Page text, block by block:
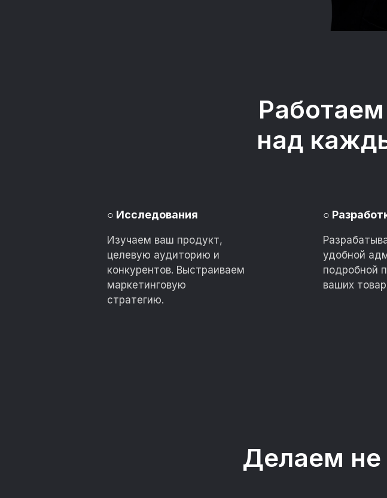
над
Изучаем ваш продукт,
целевую аудиторию и
конкурентов. Выстраиваем
маркетинговую
стратегию.
○ Исследования
удобной
подробной
ваших
○
Делаем не